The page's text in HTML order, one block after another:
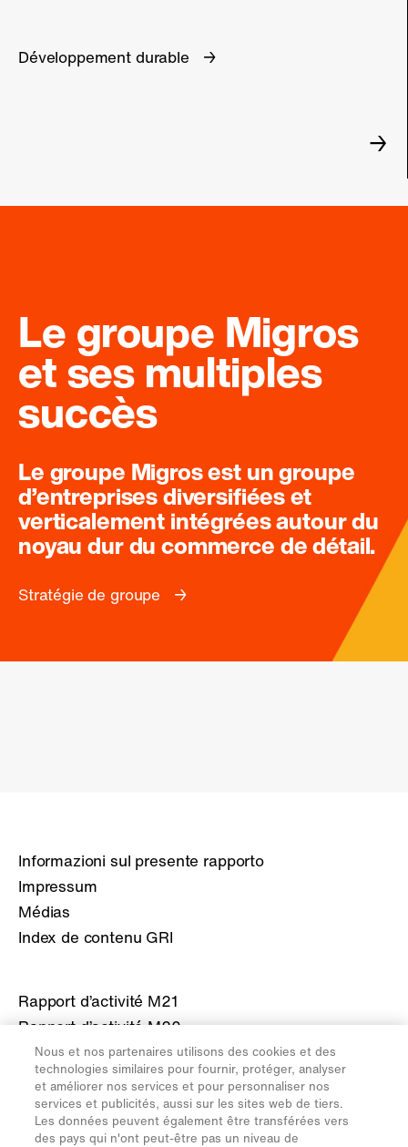
Développement durable
Le groupe Migros
et ses multiples
succès
Le groupe Migros est un groupe
d’entreprises diversifiées et
verticalement intégrées autour du
noyau dur du commerce de détail.
Stratégie de groupe
Informazioni sul presente rapporto
Impressum
Médias
Index de contenu GRI
Rapport d’activité M21
Rapport d’activité M20
Rapport d’activité M19
Rapport d’activité M18
Rapport d’activité M17
Nous et nos partenaires utilisons des cookies et des
technologies similaires pour fournir, protéger, analyser
et améliorer nos services et pour personnaliser nos
services et publicités, aussi sur les sites web de tiers.
Les données peuvent également être transférées vers
des pays qui n'ont peut-être pas un niveau de